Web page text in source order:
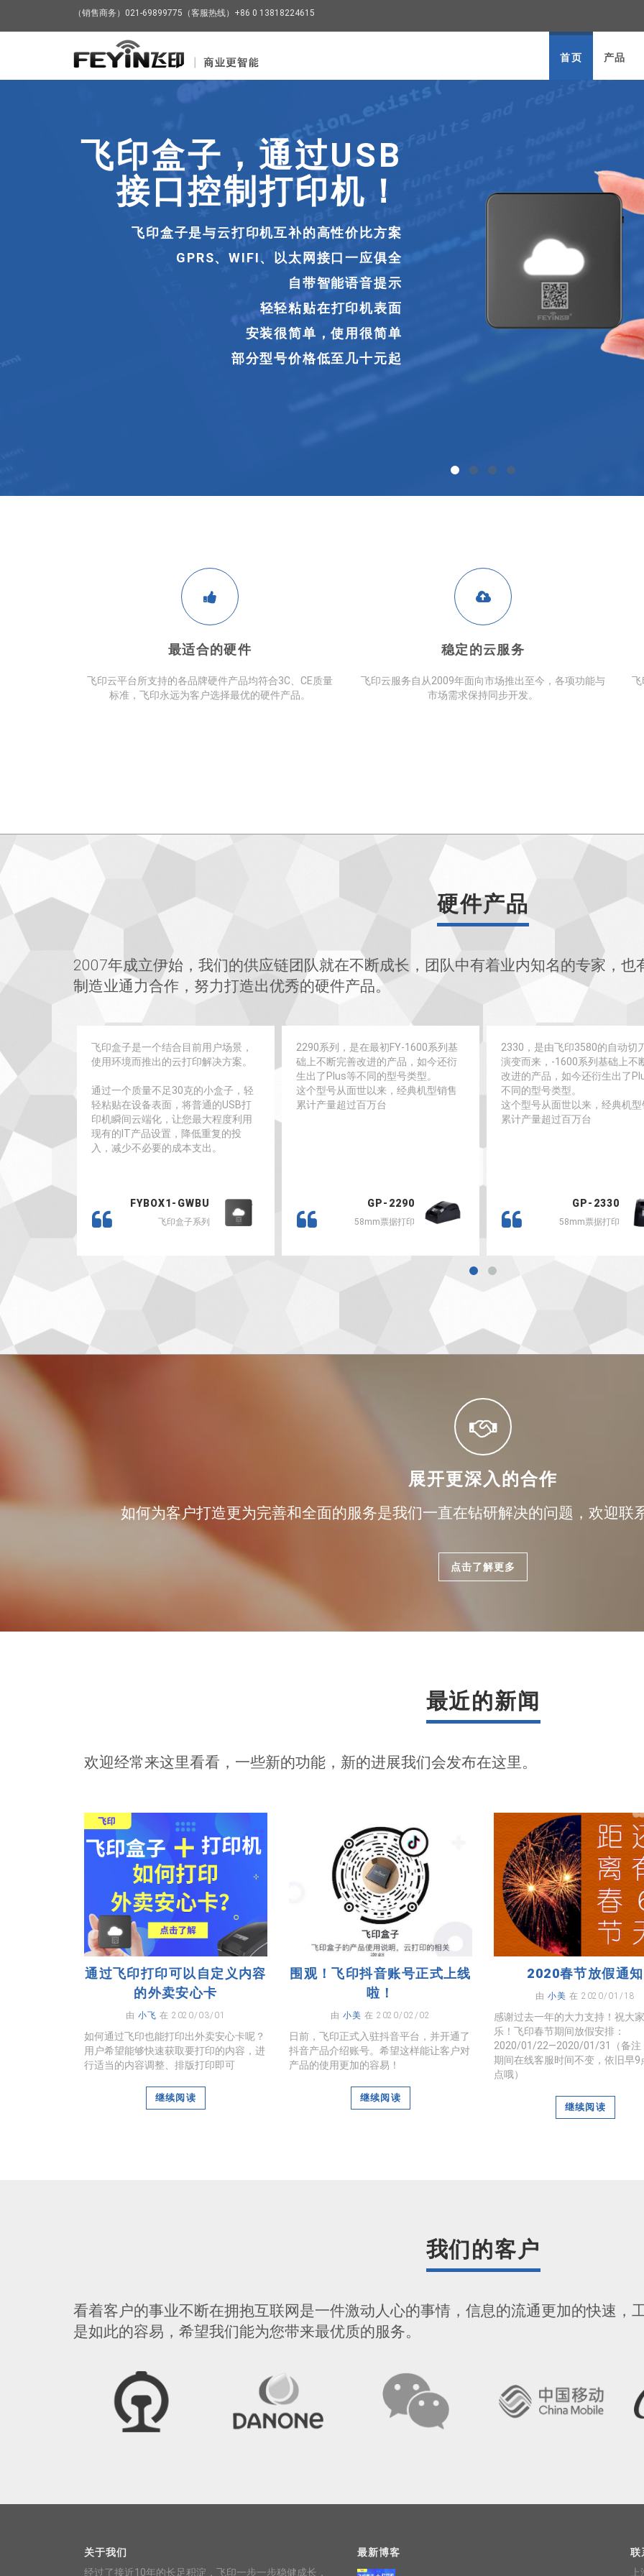
（销售商务）021-69899775（客服热线）+86 0 13818224615
更
首页 产品
飞印API2.0
正式发布！
一直以来，我们都心存这样的设想：
互联网席卷着世界一跃而起，
落地时整个世界已经焕然一新。
在飞印1.0接口稳定运行8年以后，
飞印API2.0为您带来了最优的途径，
携手一起，
最适合的硬件
飞印云平台所支持的各品牌硬件产品均符合3C、CE质量
标准，飞印永远为客户选择最优的硬件产品。
稳定的云服务
飞印云服务自从2009年面向市场推出至今，各项功能与
市场需求保持同步开发。
飞
硬件产品
2007年成立伊始，我们的供应链团队就在不断成长，团队中有着业内知名的专家，
制造业通力合作，努力打造出优秀的硬件产品。
飞印盒子是一个结合目前用户场景，
使用环境而推出的云打印解决方案。
通过一个质量不足30克的小盒子，轻
轻粘贴在设备表面，将普通的USB打
印机瞬间云端化，让您最大程度利用
现有的IT产品设置，降低重复的投
入，减少不必要的成本支出。
FYBOX1-GWBU
飞印盒子系列
2290系列，是在最初FY-1600系列基
础上不断完善改进的产品，如今还衍
生出了Plus等不同的型号类型。
这个型号从面世以来，经典机型销售
累计产量超过百万台
GP-2290
58mm票据打印
2330，是由飞印3580的自动切
演变而来，-1600系列基础上不
改进的产品，如今还衍生出了
不同的型号类型。
这个型号从面世以来，经典机型
累计产量超过百万台
GP-2330
58mm票据打印
展开更深入的合作
如何为客户打造更为完善和全面的服务是我们一直在钻研解决的问题，欢迎联
点击了解更多
最近的新闻
欢迎经常来这里看看，一些新的功能，新的进展我们会发布在这里。
通过飞印打印可以自定义内容
的外卖安心卡
由 小飞 在 2020/03/01
如何通过飞印也能打印出外卖安心卡呢？
用户希望能够快速获取要打印的内容，进
行适当的内容调整、排版打印即可
继续阅读
围观！飞印抖音账号正式上线
啦！
由 小美 在 2020/02/02
日前，飞印正式入驻抖音平台，并开通了
抖音产品介绍账号。希望这样能让客户对
产品的使用更加的容易！
继续阅读
2020春节放假通知
由 小美 在 2020/01/18
感谢过去一年的大力支持！祝大
乐！飞印春节期间放假安排：
2020/01/22—2020/01/31（备注
期间在线客服时间不变，依旧早9
点哦）
继续阅读
我们的客户
看着客户的事业不断在拥抱互联网是一件激动人心的事情，信息的流通更加的快速，
是如此的容易，希望我们能为您带来最优质的服务。
关于我们
经过了接近10年的长足积淀，飞印一步一步稳健成长，
最新博客
联